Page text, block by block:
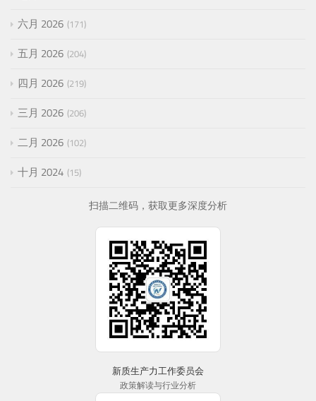
六月 2026 171
五月 2026 204
四月 2026 219
三月 2026 206
二月 2026 102
十月 2024 15
扫描二维码，获取更多深度分析
新质生产力工作委员会
政策解读与行业分析